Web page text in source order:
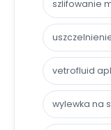
szlifowanie
vetrofluid
wylewka na